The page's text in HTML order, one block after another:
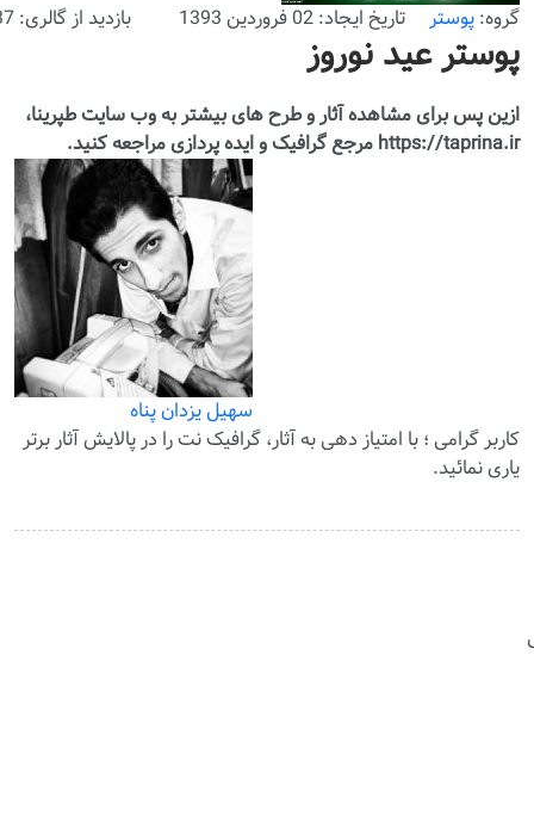
گروه:پوستر تاریخ ایجاد: 02 فروردین 1393 بازدید از گالری: 237 بار
پوستر عید نوروز
ازین پس برای مشاهده آثار و طرح های بیشتر به وب سایت طپرینا،
https://taprina.ir مرجع گرافیک و ایده پردازی مراجعه کنید.
سهیل یزدان پناه
کاربر گرامی ؛ با امتیاز دهیبه آثار، گرافیک نت را در پالایش آثار برتر
یاری نمائید.